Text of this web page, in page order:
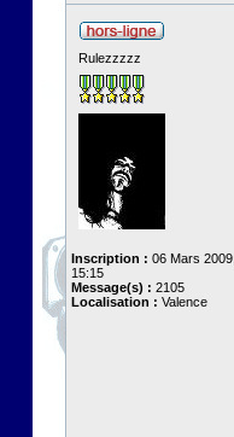
Rulezzzzz
Inscription : 06 Mars 2009,
15:15
Message(s) : 2105
Localisation : Valence